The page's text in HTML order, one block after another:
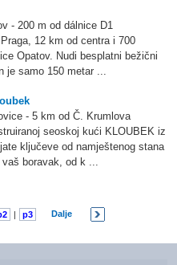
- 200 m od dálnice D1
12 km od centra i 700
Opatov. Nudi besplatni bežični
je samo 150 metar ...
- 5 km od Č. Krumlova
seoskoj kući KLOUBEK iz
ključeve od namještenog stana
boravak, od k ...
| p3 p4 | | p6
Dalje